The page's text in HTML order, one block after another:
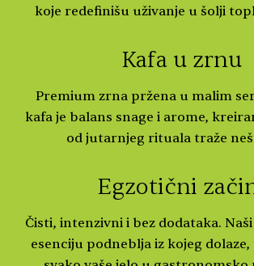
koje redefinišu uživanje u šolji
Kafa u zrnu
Premium zrna pržena u malim
kafa je balans snage i arome,
od jutarnjeg rituala traže
Egzotični
Čisti, intenzivni i bez dodataka.
esenciju podneblja iz kojeg